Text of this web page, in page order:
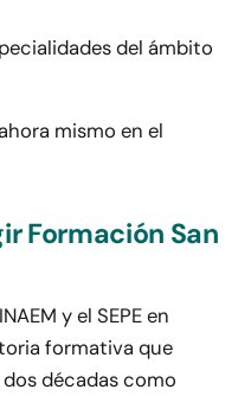
del ámbito
mismo en el
Formación San
y el SEPE en
formativa que
décadas como